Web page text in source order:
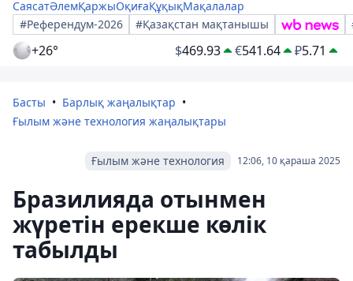
СаясатӘлемҚаржыОқиғаҚұқықМақалалар
#Референдум-2026
#Қазақстан мақтанышы
+26° $469.93 €541.64 ₽5.71
Басты
Барлық жаңалықтар
Ғылым және технология жаңалықтары
12:06, 10 қараша 2025
Ғылым және технология
Бразилияда отынмен
жүретін ерекше көлік
табылды